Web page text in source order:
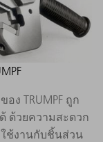
ง TRUMPF ถูก
ด้วยความสะดวก
ช้งานกับชิ้นส่วน